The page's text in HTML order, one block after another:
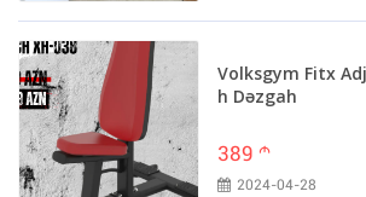
Volksgym Fitx
h Dəzgah
389 m
2024-04-28